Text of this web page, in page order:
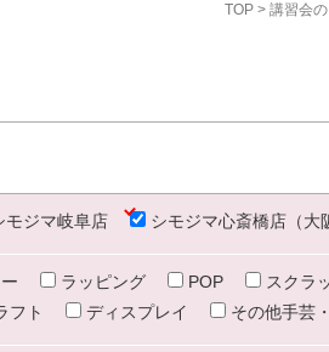
TOP > 講習会
モジマ岐阜店 シモジマ心斎橋店（大
ラッピング POP
スクラ
フト ディスプレイ その他手芸